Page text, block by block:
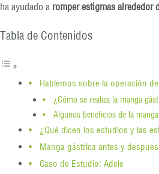
ha ayudado a romper estigmas alrededor
Tabla de Contenidos
Hablemos sobre la operación
¿Cómo se realiza la manga
Algunos beneficios de la
¿Qué dicen los estudios y las
Manga gástrica antes y
Caso de Estudio: Adele